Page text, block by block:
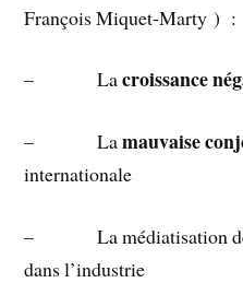
François Miquet-Marty ) :
– Lacroissance
– Lamauvaise
internationale
– La médiatisation
dans l’industrie